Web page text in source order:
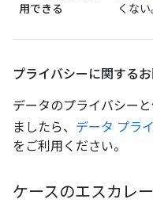
用できる
くない
プライバシーに関する
データのプライバシー
ましたら、 データ プラ
をご利用ください。
ケースのエスカレ